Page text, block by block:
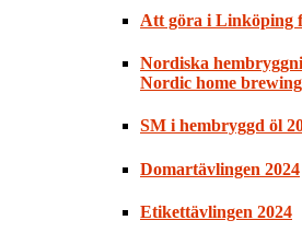
Att göra i Linköping
Nordiska
Nordic home
SM i hembryggd öl
Domartävlingen 2024
Etikettävlingen 2024